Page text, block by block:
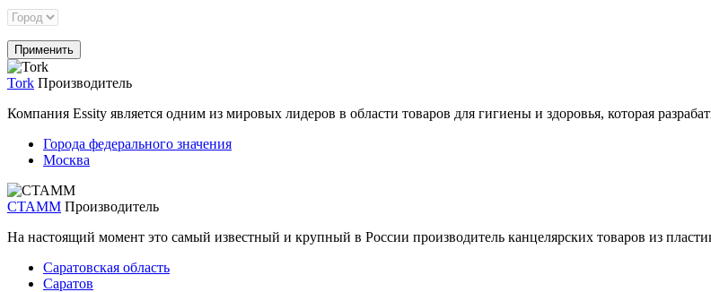
Tork Производитель
Компания Essity является одним из мировых лидеров в области товаров для гигиены и здоровья, которая
Города федерального значения
Москва
СТАММ Производитель
На настоящий момент это самый известный и крупный в России производитель канцелярских товаров из
Саратовская область
Саратов